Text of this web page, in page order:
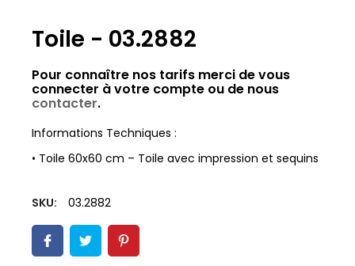
Toile - 03.2882
Pour connaître nos tarifs merci de vous
connecter à votre compte ou de nous
contacter.
Informations Techniques :
• Toile 60x60 cm – Toile avec impression et sequins
SKU: 03.2882